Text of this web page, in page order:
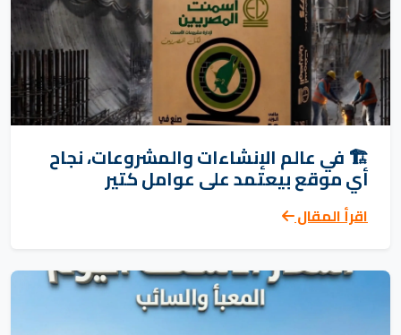
🏗️ في عالم الإنشاءات والمشروعات، نجاح
أي موقع بيعتمد على عوامل كتير
اقرأ المقال